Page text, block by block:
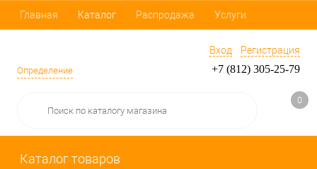
Главная Каталог Распродажа Услуги
Определение
Вход Регистрация
+7 (812) 305-25-79
0
Каталог товаров